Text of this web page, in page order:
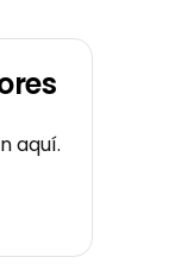
aquí.